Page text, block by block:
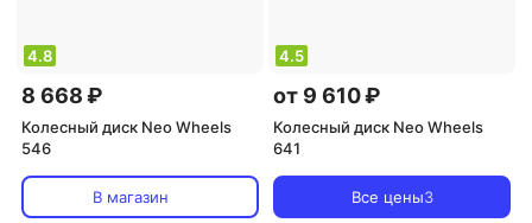
4.8
8 668 ₽
Колесный диск Neo Wheels
546
В магазин
4.5
от 9 610 ₽
Колесный диск Neo Wheels
641
Все цены3